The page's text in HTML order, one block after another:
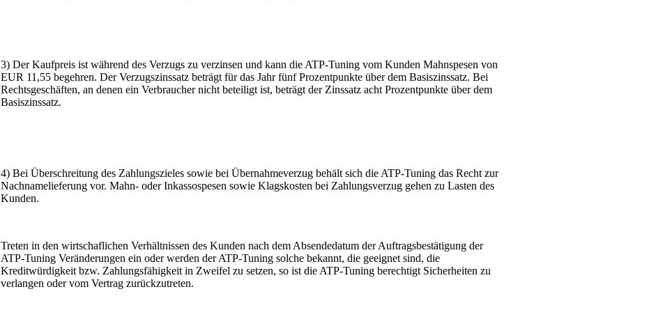
3) Der Kaufpreis ist während des Verzugs zu verzinsen und kann die ATP-Tuning vom Kunden Mahnspesen von
EUR 11,55 begehren. Der Verzugszinssatz beträgt für das Jahr fünf Prozentpunkte über dem Basiszinssatz. Bei
Rechtsgeschäften, an denen ein Verbraucher nicht beteiligt ist, beträgt der Zinssatz acht Prozentpunkte über dem
Basiszinssatz.
4) Bei Überschreitung des Zahlungszieles sowie bei Übernahmeverzug behält sich die ATP-Tuning das Recht zur
Nachnamelieferung vor. Mahn- oder Inkassospesen sowie Klagskosten bei Zahlungsverzug gehen zu Lasten des
Kunden.
Treten in den wirtschaflichen Verhältnissen des Kunden nach dem Absendedatum der Auftragsbestätigung der
ATP-Tuning Veränderungen ein oder werden der ATP-Tuning solche bekannt, die geeignet sind, die
Kreditwürdigkeit bzw. Zahlungsfähigkeit in Zweifel zu setzen, so ist die ATP-Tuning berechtigt Sicherheiten zu
verlangen oder vom Vertrag zurückzutreten.